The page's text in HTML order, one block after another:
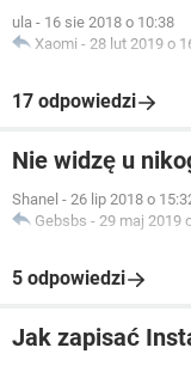
ula - 16 sie 2018 o 10:38
Xaomi - 28 lut 2019 o
17 odpowiedzi
Nie widzę u
Shanel - 26 lip 2018 o
Gebsbs - 29 maj 2019
5 odpowiedzi
Jak zapisać